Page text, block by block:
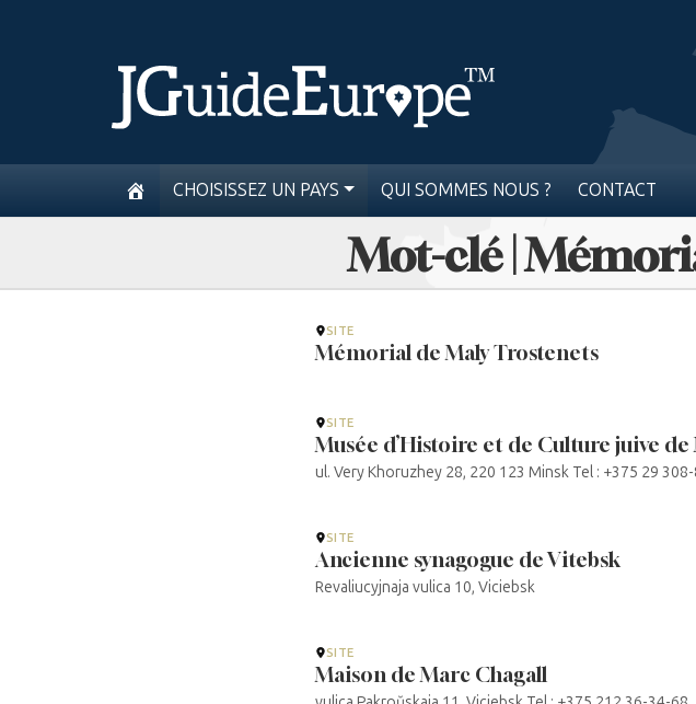
CHOISISSEZ UN PAYS QUI SOMMES NOUS ? CONTACT
Mot-clé |
SITE
Mémorial de Maly Trostenets
SITE
Musée d’Histoire et de Culture juive de
ul. Very Khoruzhey 28, 220 123 Minsk Tel : +375 29
SITE
Ancienne synagogue de Vitebsk
Revaliucyjnaja vulica 10, Viciebsk
SITE
Maison de Marc Chagall